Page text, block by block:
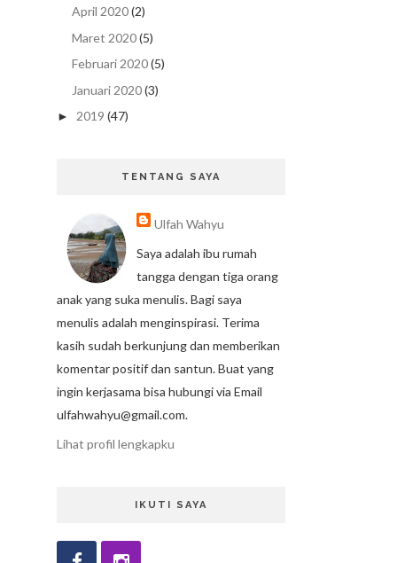
April 2020(2)
Maret 2020(5)
Februari 2020(5)
Januari 2020(3)
► 2019 (47)
TENTANG SAYA
Ulfah Wahyu
Saya adalah ibu rumah
tangga dengan tiga orang
anak yang suka menulis. Bagi saya
menulis adalah menginspirasi. Terima
kasih sudah berkunjung dan memberikan
komentar positif dan santun. Buat yang
ingin kerjasama bisa hubungi via Email
ulfahwahyu@gmail.com.
Lihat profil lengkapku
IKUTI SAYA